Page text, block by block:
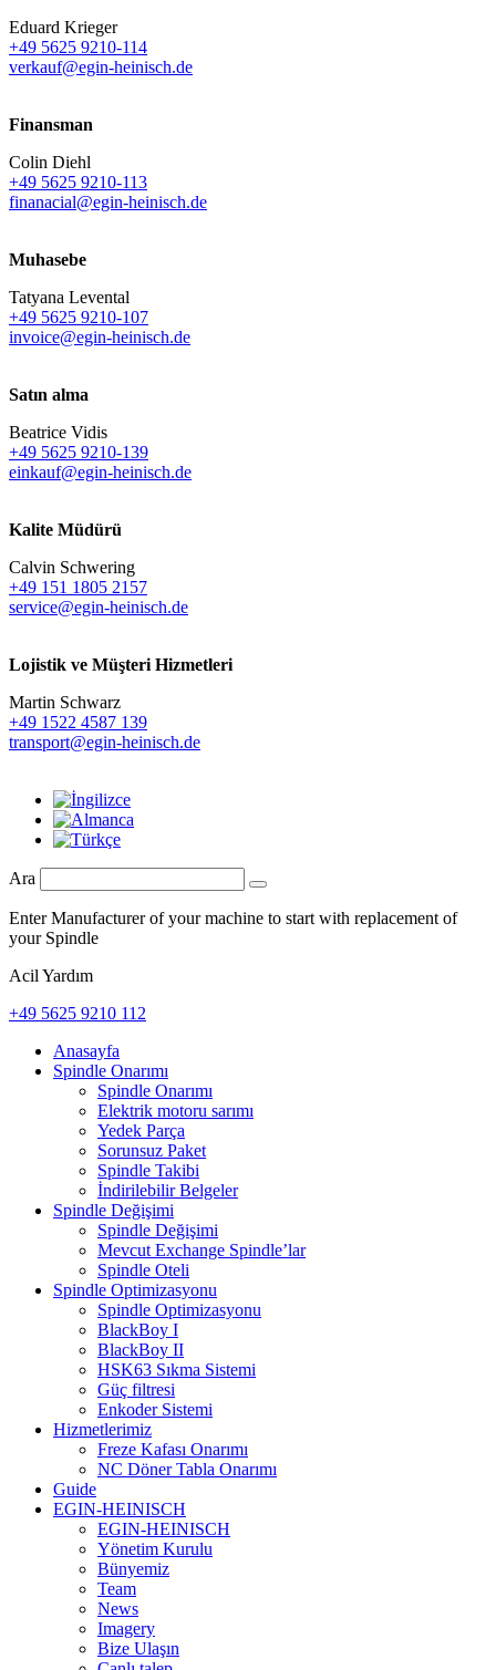
Eduard Krieger
+49 5625 9210-114
verkauf@egin-heinisch.de
Finansman
Colin Diehl
+49 5625 9210-113
finanacial@egin-heinisch.de
Muhasebe
Tatyana Levental
+49 5625 9210-107
invoice@egin-heinisch.de
Satın alma
Beatrice Vidis
+49 5625 9210-139
einkauf@egin-heinisch.de
Kalite Müdürü
Calvin Schwering
+49 151 1805 2157
service@egin-heinisch.de
Lojistik ve Müşteri Hizmetleri
Martin Schwarz
+49 1522 4587 139
transport@egin-heinisch.de
Ara
Enter Manufacturer of your machine to start with replacement of
your Spindle
Acil Yardım
+49 5625 9210 112
Anasayfa
Spindle Onarımı
Spindle Onarımı
Elektrik motoru sarımı
Yedek Parça
Sorunsuz Paket
Spindle Takibi
İndirilebilir Belgeler
Spindle Değişimi
Spindle Değişimi
Mevcut Exchange Spindle’lar
Spindle Oteli
Spindle Optimizasyonu
Spindle Optimizasyonu
BlackBoy I
BlackBoy II
HSK63 Sıkma Sistemi
Güç filtresi
Enkoder Sistemi
Hizmetlerimiz
Freze Kafası Onarımı
NC Döner Tabla Onarımı
Guide
EGIN-HEINISCH
EGIN-HEINISCH
Yönetim Kurulu
Bünyemiz
Team
News
Imagery
Bize Ulaşın